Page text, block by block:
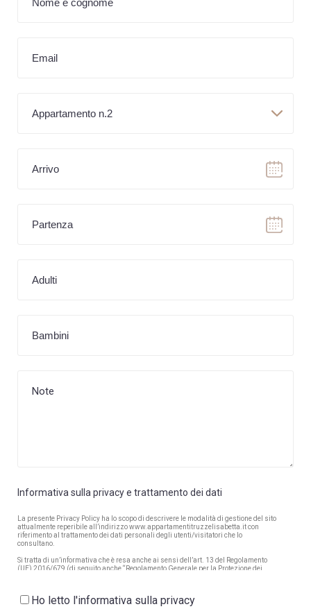
Informativa sulla privacy e trattamento dei dati
La presente Privacy Policy ha lo scopo di descrivere le modalità di gestione del sito
attualmente reperibile all’indirizzo www.appartamentitruzzelisabetta.it con
riferimento al trattamento dei dati personali degli utenti/visitatori che lo
consultano.
Si tratta di un’informativa che è resa anche ai sensi dell’art. 13 del Regolamento
(UE) 2016/679 (di seguito anche “Regolamento Generale per la Protezione dei
192/C, 23041 Livigno (SO), Appartamenti Elisabetta: Via Sant'Antoni 94/A 23041
Ho letto l'informativa sulla privacy